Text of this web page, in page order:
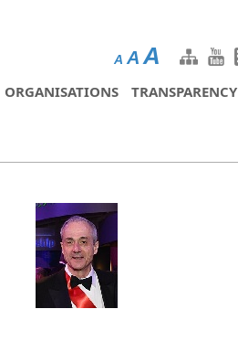
A A A
ORGANISATIONS TRANSPARENCY